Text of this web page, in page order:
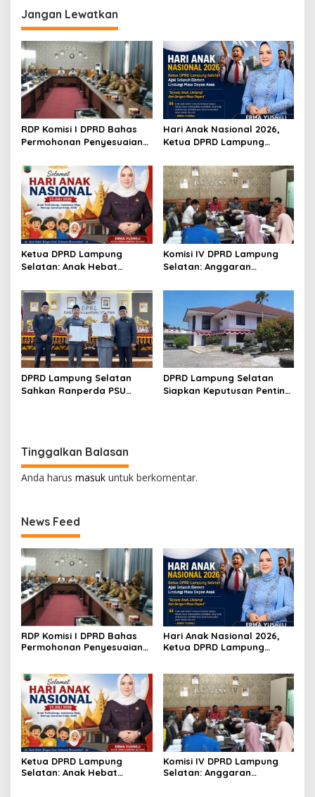
g
a
s
i
p
o
s
Jangan Lewatkan
RDP Komisi I DPRD Bahas
Permohonan Penyesuaian
ke Kota Bandar Lampung
Hari Anak Nasional 2026,
Ketua DPRD Lampung
Generasi Sehat dan
Berprestasi
Ketua DPRD Lampung
Selatan: Anak Hebat
untuk Masa Depan Daerah
Komisi IV DPRD Lampung
Selatan: Anggaran
dengan Peningkatan
Pelayanan IGD
DPRD Lampung Selatan
Sahkan Ranperda PSU
DPRD Lampung Selatan
Siapkan Keputusan Penting,
Tinggalkan Balasan
Anda harus masuk untuk berkomentar.
News Feed
RDP Komisi I DPRD Bahas
Permohonan Penyesuaian
Hari Anak Nasional 2026,
Ketua DPRD Lampung
Berprestasi
Ketua DPRD Lampung
Selatan: Anak Hebat
Komisi IV DPRD Lampung
Selatan: Anggaran